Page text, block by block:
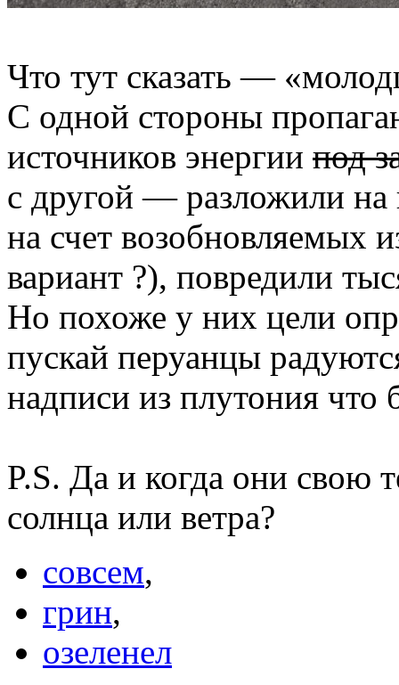
Что тут сказать —
С одной стороны
источников энергии под
с другой — разложили на
на счет возобновляемых
вариант ?), повредили
Но похоже у них цели
пускай перуанцы
надписи из плутония что
P.S. Да и когда они свою
солнца или ветра?
совсем,
грин,
озеленел